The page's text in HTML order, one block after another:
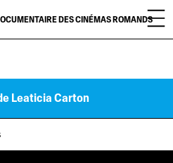
DES CINÉMAS ROMANDS
Leaticia Carton